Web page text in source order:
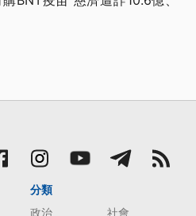
分類
政治
社會